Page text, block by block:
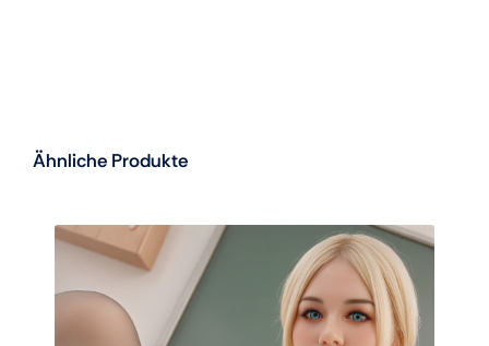
Ähnliche Produkte